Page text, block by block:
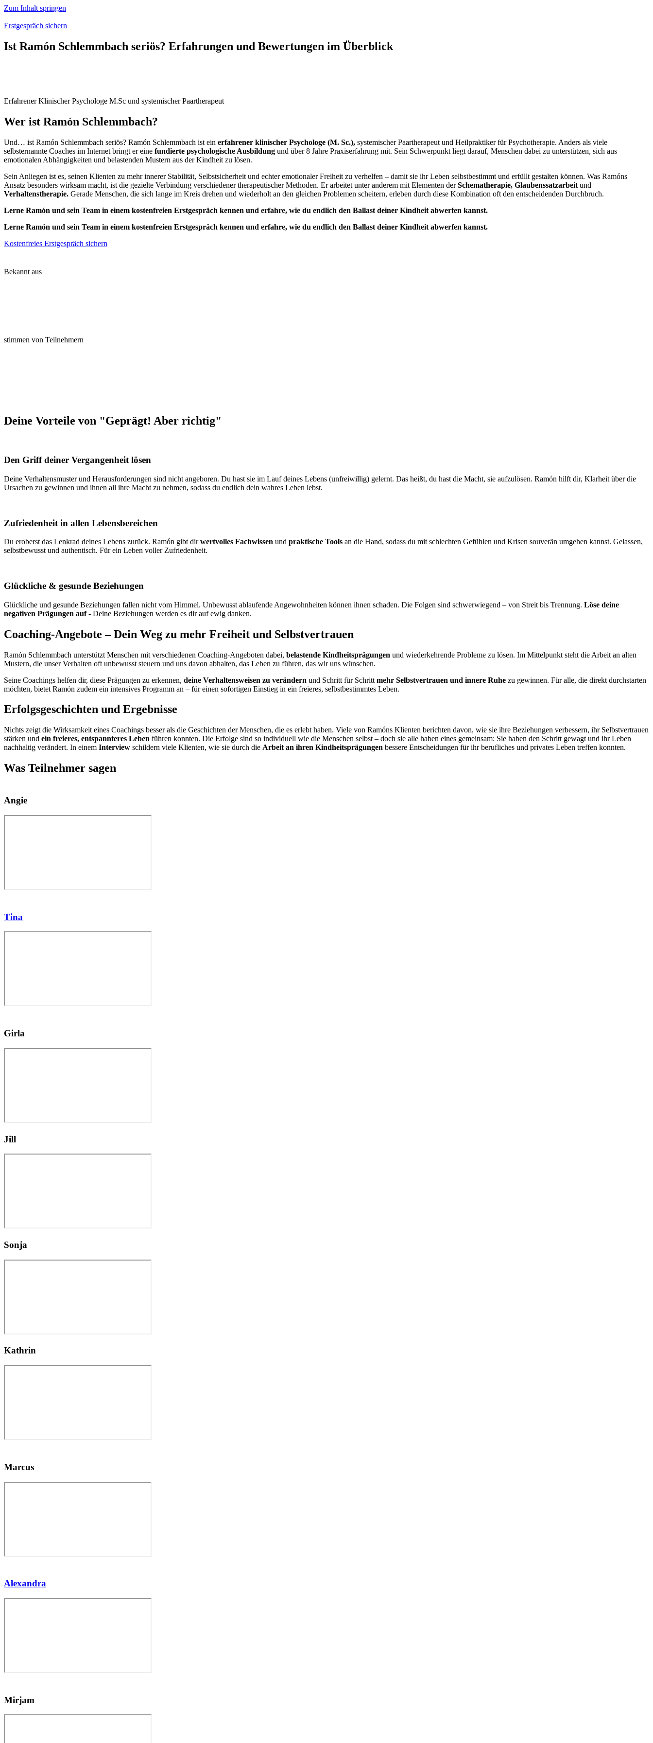
Zum Inhalt springen
Erstgespräch sichern
Ist Ramón Schlemmbach seriös? Erfahrungen und Bewertungen im Überblick
Erfahrener Klinischer Psychologe M.Sc und systemischer Paartherapeut
Wer ist Ramón Schlemmbach?
Und… ist Ramón Schlemmbach seriös? Ramón Schlemmbach ist ein erfahrener klinischer Psychologe (M. Sc.), systemischer Paartherapeut und Heilpraktiker für Psychotherapie. Anders als viele
selbsternannte Coaches im Internet bringt er eine fundierte psychologische Ausbildung und über 8 Jahre Praxiserfahrung mit. Sein Schwerpunkt liegt darauf, Menschen dabei zu unterstützen, sich aus
emotionalen Abhängigkeiten und belastenden Mustern aus der Kindheit zu lösen.
Sein Anliegen ist es, seinen Klienten zu mehr innerer Stabilität, Selbstsicherheit und echter emotionaler Freiheit zu verhelfen – damit sie ihr Leben selbstbestimmt und erfüllt gestalten können. Was Ramóns
Ansatz besonders wirksam macht, ist die gezielte Verbindung verschiedener therapeutischer Methoden. Er arbeitet unter anderem mit Elementen derSchematherapie, Glaubenssatzarbeit und
Verhaltenstherapie. Gerade Menschen, die sich lange im Kreis drehen und wiederholt an den gleichen Problemen scheitern, erleben durch diese Kombination oft den entscheidenden Durchbruch.
Lerne Ramón und sein Team in einem kostenfreien Erstgespräch kennen und erfahre, wie du endlich den Ballast deiner Kindheit abwerfen kannst.
Lerne Ramón und sein Team in einem kostenfreien Erstgespräch kennen und erfahre, wie du endlich den Ballast deiner Kindheit abwerfen kannst.
Kostenfreies Erstgespräch sichern
Bekannt aus
stimmen von Teilnehmern
Deine Vorteile von "Geprägt! Aber richtig"
Den Griff deiner Vergangenheit lösen
Deine Verhaltensmuster und Herausforderungen sind nicht angeboren. Du hast sie im Lauf deines Lebens (unfreiwillig) gelernt. Das heißt, du hast die Macht, sie aufzulösen. Ramón hilft dir, Klarheit über die
Ursachen zu gewinnen und ihnen all ihre Macht zu nehmen, sodass du endlich dein wahres Leben lebst.
Zufriedenheit in allen Lebensbereichen
Du eroberst das Lenkrad deines Lebens zurück. Ramón gibt dirwertvolles Fachwissen und praktische Tools an die Hand, sodass du mit schlechten Gefühlen und Krisen souverän umgehen kannst. Gelassen,
selbstbewusst und authentisch. Für ein Leben voller Zufriedenheit.
Glückliche & gesunde Beziehungen
Glückliche und gesunde Beziehungen fallen nicht vom Himmel. Unbewusst ablaufende Angewohnheiten können ihnen schaden. Die Folgen sind schwerwiegend – von Streit bis Trennung. Löse deine
negativen Prägungen auf- Deine Beziehungen werden es dir auf ewig danken.
Coaching-Angebote – Dein Weg zu mehr Freiheit und Selbstvertrauen
Ramón Schlemmbach unterstützt Menschen mit verschiedenen Coaching-Angeboten dabei, belastende Kindheitsprägungen und wiederkehrende Probleme zu lösen. Im Mittelpunkt steht die Arbeit an alten
Mustern, die unser Verhalten oft unbewusst steuern und uns davon abhalten, das Leben zu führen, das wir uns wünschen.
Seine Coachings helfen dir, diese Prägungen zu erkennen, deine Verhaltensweisen zu verändern und Schritt für Schritt mehr Selbstvertrauen und innere Ruhe zu gewinnen. Für alle, die direkt durchstarten
möchten, bietet Ramón zudem ein intensives Programm an – für einen sofortigen Einstieg in ein freieres, selbstbestimmtes Leben.
Erfolgsgeschichten und Ergebnisse
Nichts zeigt die Wirksamkeit eines Coachings besser als die Geschichten der Menschen, die es erlebt haben. Viele von Ramóns Klienten berichten davon, wie sie ihre Beziehungen verbessern, ihr Selbstvertrauen
stärken und ein freieres, entspannteres Leben führen konnten. Die Erfolge sind so individuell wie die Menschen selbst – doch sie alle haben eines gemeinsam: Sie haben den Schritt gewagt und ihr Leben
nachhaltig verändert. In einem Interview schildern viele Klienten, wie sie durch die Arbeit an ihren Kindheitsprägungen bessere Entscheidungen für ihr berufliches und privates Leben treffen konnten.
Was Teilnehmer sagen
Angie
Tina
Girla
Jill
Sonja
Kathrin
Marcus
Alexandra
Mirjam